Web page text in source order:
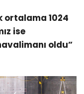
ortalama 1024
ise
oldu”